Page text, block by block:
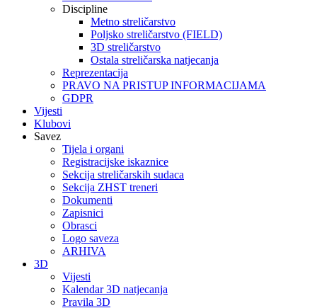
Discipline
Metno streličarstvo
Poljsko streličarstvo (FIELD)
3D streličarstvo
Ostala streličarska natjecanja
Reprezentacija
PRAVO NA PRISTUP INFORMACIJAMA
GDPR
Vijesti
Klubovi
Savez
Tijela i organi
Registracijske iskaznice
Sekcija streličarskih sudaca
Sekcija ZHST treneri
Dokumenti
Zapisnici
Obrasci
Logo saveza
ARHIVA
3D
Vijesti
Kalendar 3D natjecanja
Pravila 3D